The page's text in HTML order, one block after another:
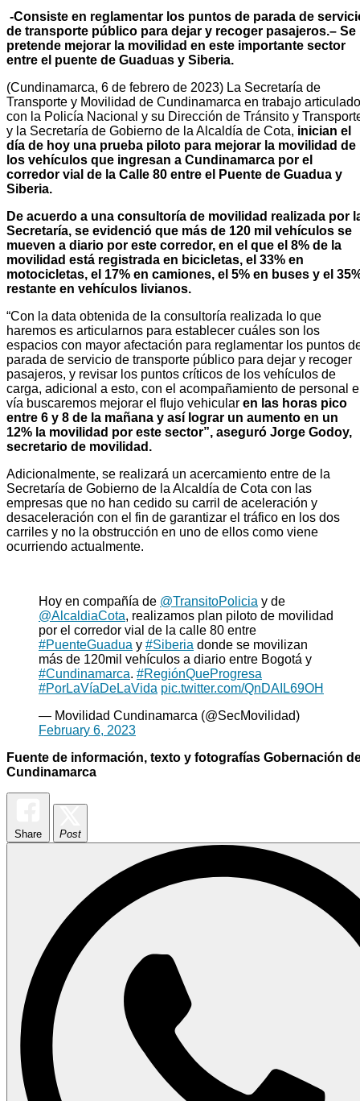
-Consiste en reglamentar los puntos de parada de
de transporte público para dejar y recoger pasajeros.– Se
pretende mejorar la movilidad en este importante sector
entre el puente de Guaduas y Siberia.
(Cundinamarca, 6 de febrero de 2023) La Secretaría de
Transporte y Movilidad de Cundinamarca en trabajo articulado
con la Policía Nacional y su Dirección de Tránsito y
y la Secretaría de Gobierno de la Alcaldía de Cota, inician el
día de hoy una prueba piloto para mejorar la movilidad de
los vehículos que ingresan a Cundinamarca por el
corredor vial de la Calle 80 entre el Puente de Guadua y
Siberia.
De acuerdo a una consultoría de movilidad realizada por
Secretaría, se evidenció que más de 120 mil vehículos se
mueven a diario por este corredor, en el que el 8% de la
movilidad está registrada en bicicletas, el 33% en
motocicletas, el 17% en camiones, el 5% en buses y el
restante en vehículos livianos.
“Con la data obtenida de la consultoría realizada lo que
haremos es articularnos para establecer cuáles son los
espacios con mayor afectación para reglamentar los puntos
parada de servicio de transporte público para dejar y recoger
pasajeros, y revisar los puntos críticos de los vehículos de
carga, adicional a esto, con el acompañamiento de personal
vía buscaremos mejorar el flujo vehicular en las horas pico
entre 6 y 8 de la mañana y así lograr un aumento en un
12% la movilidad por este sector”, aseguró Jorge Godoy,
secretario de movilidad.
Adicionalmente, se realizará un acercamiento entre de la
Secretaría de Gobierno de la Alcaldía de Cota con las
empresas que no han cedido su carril de aceleración y
desaceleración con el fin de garantizar el tráfico en los dos
carriles y no la obstrucción en uno de ellos como viene
ocurriendo actualmente.
Hoy en compañía de @TransitoPolicia y de
@AlcaldiaCota, realizamos plan piloto de movilidad
por el corredor vial de la calle 80 entre
#PuenteGuadua y #Siberia donde se movilizan
más de 120mil vehículos a diario entre Bogotá y
#Cundinamarca. #RegiónQueProgresa
#PorLaVíaDeLaVida pic.twitter.com/QnDAIL69OH
— Movilidad Cundinamarca (@SecMovilidad)
February 6, 2023
Fuente de información, texto y fotografías Gobernación
Cundinamarca
Share Post